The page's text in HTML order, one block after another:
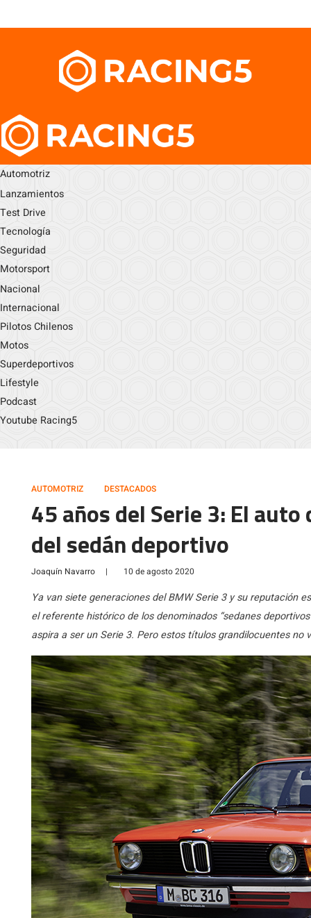
Automotriz
Lanzamientos
Test Drive
Tecnología
Seguridad
Motorsport
Nacional
Internacional
Pilotos Chilenos
Motos
Superdeportivos
Lifestyle
Podcast
Youtube Racing5
AUTOMOTRIZ DESTACADOS
45 años del Serie 3: El
del sedán deportivo
Joaquín Navarro | 10 de agosto 2020
Ya van siete generaciones del BMW Serie 3 y su reputación
el referente histórico de los denominados “sedanes
aspira a ser un Serie 3. Pero estos títulos grandilocuentes no